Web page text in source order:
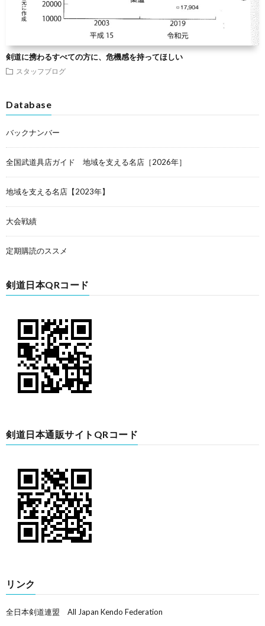
剣道に携わるすべての方に、危機感を持ってほしい
スタッフブログ
Database
バックナンバー
全国武道具店ガイド 地域を支える名店［2026年］
地域を支える名店【2023年】
大会戦績
定期購読のススメ
剣道日本QRコード
剣道日本通販サイトQRコード
リンク
全日本剣道連盟 All Japan Kendo Federation